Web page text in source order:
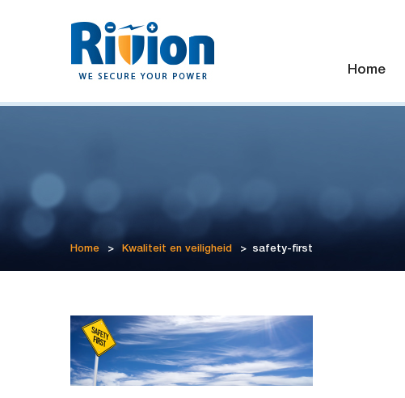
Home
Home > Kwaliteit en veiligheid > safety-first